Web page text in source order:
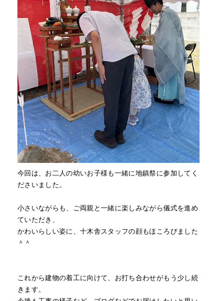
今回は、お二人の幼いお子様も一緒に地鎮祭に参加してく
ださいました。
小さいながらも、ご両親と一緒に楽しみながら儀式を進め
ていただき、
かわいらしい姿に、十木舎スタッフの顔もほころびました
＾＾
これから建物の着工に向けて、お打ち合わせがもう少し続
きます。